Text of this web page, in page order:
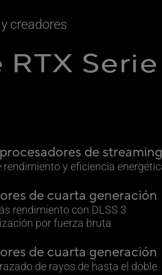
creadores
de streaming
rendimiento y eficiencia
de cuarta generación
rendimiento con DLSS 3
por fuerza bruta
de cuarta generación
de rayos de hasta el doble